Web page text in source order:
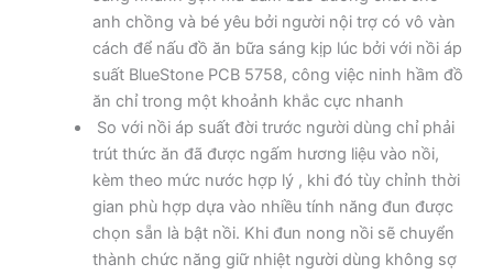
anh chồng và bé yêu bởi người nội trợ có vô vàn
cách để nấu đồ ăn bữa sáng kịp lúc bởi với nồi áp
suất BlueStone PCB 5758, công việc ninh hầm đồ
ăn chỉ trong một khoảnh khắc cực nhanh
So với nồi áp suất đời trước người dùng chỉ phải
trút thức ăn đã được ngấm hương liệu vào nồi,
kèm theo mức nước hợp lý , khi đó tùy chỉnh thời
gian phù hợp dựa vào nhiều tính năng đun được
chọn sẵn là bật nồi. Khi đun nong nồi sẽ chuyển
thành chức năng giữ nhiệt người dùng không sợ